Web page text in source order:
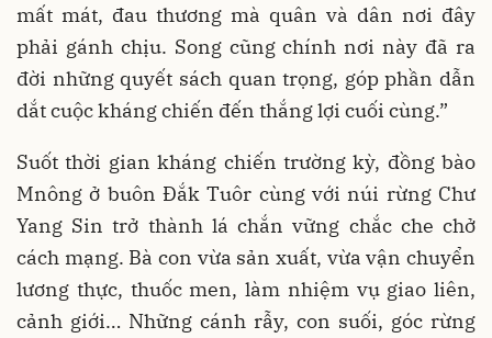
mất mát, đau thương mà quân và dân nơi đây
phải gánh chịu. Song cũng chính nơi này đã ra
đời những quyết sách quan trọng, góp phần dẫn
dắt cuộc kháng chiến đến thắng lợi cuối cùng.”
Suốt thời gian kháng chiến trường kỳ, đồng bào
Mnông ở buôn Đắk Tuôr cùng với núi rừng Chư
Yang Sin trở thành lá chắn vững chắc che chở
cách mạng. Bà con vừa sản xuất, vừa vận chuyển
lương thực, thuốc men, làm nhiệm vụ giao liên,
cảnh giới… Những cánh rẫy, con suối, góc rừng